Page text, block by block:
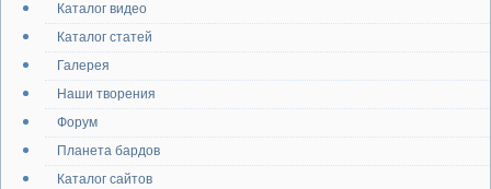
Каталог видео
Каталог статей
Галерея
Наши творения
Форум
Планета бардов
Каталог сайтов